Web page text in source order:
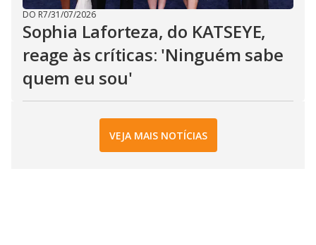
DO R7/31/07/2026
Sophia Laforteza, do KATSEYE,
reage às críticas: 'Ninguém sabe
quem eu sou'
VEJA MAIS NOTÍCIAS